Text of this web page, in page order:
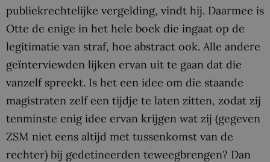
publiekrechtelijke vergelding, vindt hij. Daarmee is
Otte de enige in het hele boek die ingaat op de
legitimatie van straf, hoe abstract ook. Alle andere
geïnterviewden lijken ervan uit te gaan dat die
vanzelf spreekt. Is het een idee om die staande
magistraten zelf een tijdje te laten zitten, zodat zij
tenminste enig idee ervan krijgen wat zij (gegeven
ZSM niet eens altijd met tussenkomst van de
rechter) bij gedetineerden teweegbrengen? Dan